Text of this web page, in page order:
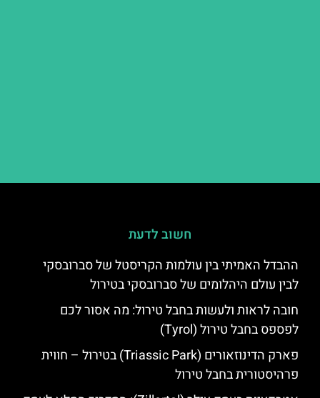
חשוב לדעת
ההבדל האמיתי בין עולמות הקריסטל של סברובסקי
לבין עולם היהלומים של סברובסקי בטירול
חובה לראות ולעשות בחבל טירול: מה אסור לכם
לפספס בחבל טירול (Tyrol)
פארק הדינוזאורים (Triassic Park) בטירול – חווית
פרהיסטורית בחבל טירול